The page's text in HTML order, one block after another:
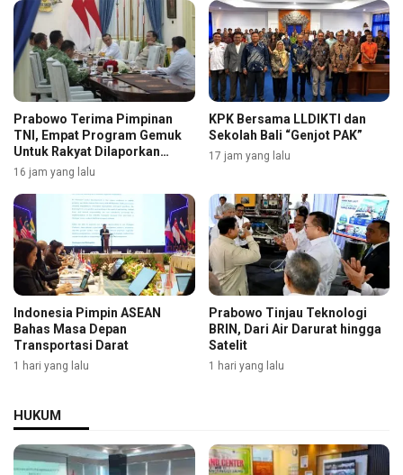
Prabowo Terima Pimpinan
TNI, Empat Program Gemuk
Untuk Rakyat Dilaporkan
Selengkapnya
16 jam yang lalu
KPK Bersama LLDIKTI dan
Sekolah Bali “Genjot PAK”
17 jam yang lalu
Indonesia Pimpin ASEAN
Bahas Masa Depan
Transportasi Darat
1 hari yang lalu
Prabowo Tinjau Teknologi
BRIN, Dari Air Darurat hingga
Satelit
1 hari yang lalu
HUKUM